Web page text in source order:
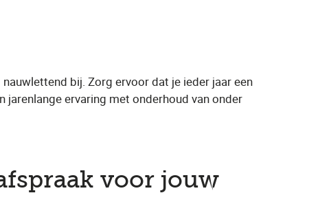
bij. Zorg ervoor dat je ieder jaar een
ervaring met onderhoud van onder
voor jouw